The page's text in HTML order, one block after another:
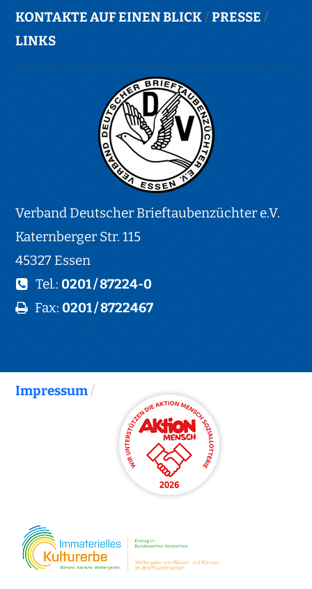
KONTAKTE AUF EINEN BLICK /PRESSE /
LINKS
Verband Deutscher Brieftaubenzüchter e.V.
Katernberger Str. 115
45327 Essen
Tel.:0201 / 87224-0
Fax:0201 / 8722467
Impressum /